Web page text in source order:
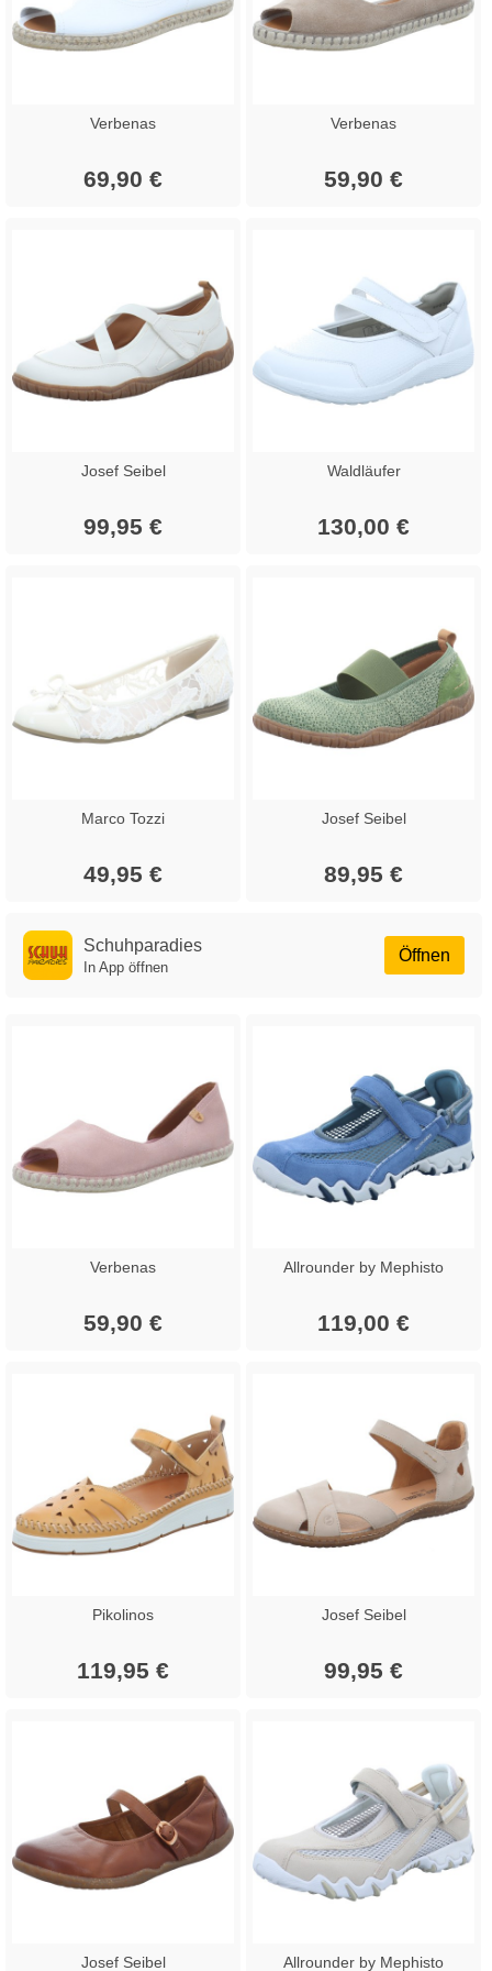
Verbenas
69,90 €
Verbenas
59,90 €
Josef Seibel
99,95 €
Waldläufer
130,00 €
Marco Tozzi
49,95 €
Josef Seibel
89,95 €
Öffnen
Schuhparadies
In App öffnen
Verbenas
59,90 €
Allrounder by Mephisto
119,00 €
Pikolinos
119,95 €
Josef Seibel
99,95 €
Josef Seibel Allrounder by Mephisto